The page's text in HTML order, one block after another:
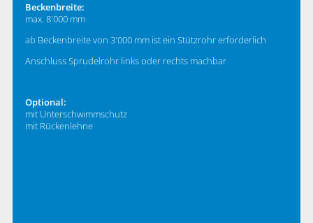
Beckenbreite:
max. 8'000 mm
ab Beckenbreite von 3'000 mm ist ein Stützrohr erforderlich
Anschluss Sprudelrohr links oder rechts machbar
Optional:
mit Unterschwimmschutz
mit Rückenlehne